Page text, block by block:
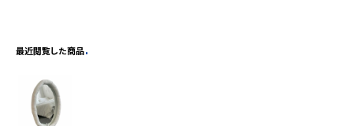
最近閲覧した商品